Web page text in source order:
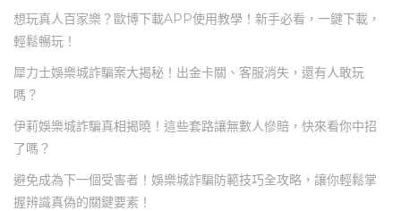
想玩真人百家樂？歐博下載APP使用教學！新手必看，一鍵下載，
輕鬆暢玩！
犀力士娛樂城詐騙案大揭秘！出金卡關、客服消失，還有人敢玩
嗎？
伊莉娛樂城詐騙真相揭曉！這些套路讓無數人慘賠，快來看你中招
了嗎？
避免成為下一個受害者！娛樂城詐騙防範技巧全攻略，讓你輕鬆掌
握辨識真偽的關鍵要素！